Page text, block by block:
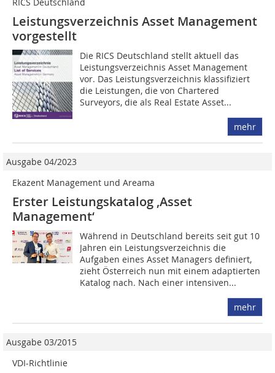
RICS Deutschland
Leistungsverzeichnis Asset Management
vorgestellt
Die RICS Deutschland stellt aktuell das
Leistungsverzeichnis Asset Management
vor. Das Leistungsverzeichnis klassifiziert
die Leistungen, die von Chartered
Surveyors, die als Real Estate Asset...
mehr
Ausgabe 04/2023
Ekazent Management und Areama
Erster Leistungskatalog ‚Asset
Management‘
Während in Deutschland bereits seit gut 10
Jahren ein Leistungsverzeichnis die
Aufgaben eines Asset Managers definiert,
zieht Österreich nun mit einem adaptierten
Katalog nach. Nach einer intensiven...
mehr
Ausgabe 03/2015
VDI-Richtlinie